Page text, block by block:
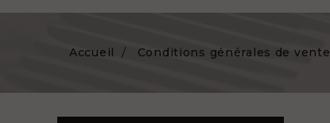
Accueil Conditions générales de vente